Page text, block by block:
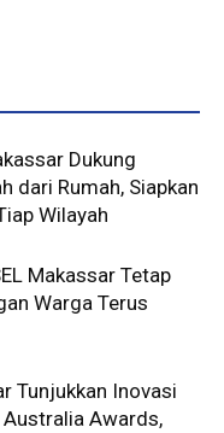
Dukung
dari Rumah, Siapkan
Wilayah
Makassar Tetap
Warga Terus
Tunjukkan Inovasi
Awards,